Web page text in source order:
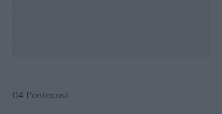
04 Pentecost